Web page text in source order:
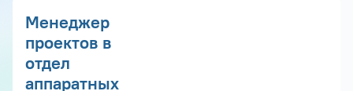
Менеджер
проектов в
отдел
аппаратных